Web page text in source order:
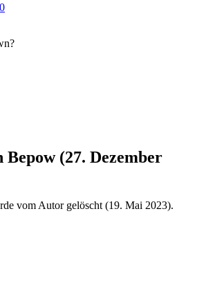
Bepow(27. Dezember
vom Autor gelöscht (19. Mai 2023).